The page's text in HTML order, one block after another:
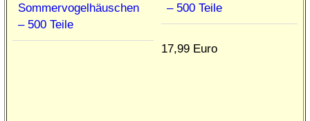
– 500 Teile
17,99 Euro